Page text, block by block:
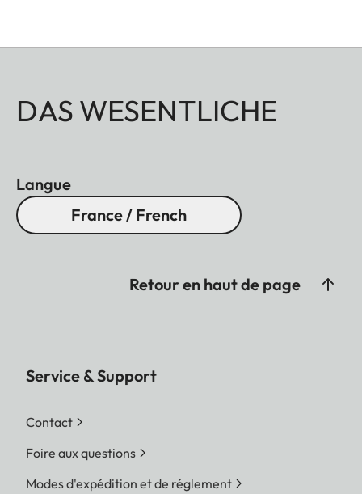
DAS WESENTLICHE
Langue
France / French
Retour en haut de page
Service & Support
Contact
Foire aux questions
Modes d'expédition et de réglement